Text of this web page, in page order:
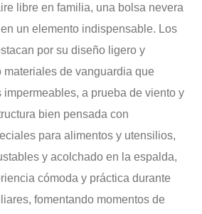
libre en familia, una bolsa nevera
un elemento indispensable. Los
por su diseño ligero y
materiales de vanguardia que
a prueba de viento y
bien pensada con
para alimentos y utensilios,
y acolchado en la espalda,
cómoda y práctica durante
fomentando momentos de